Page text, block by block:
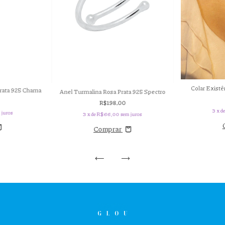
925 Chama
juros
Anel Turmalina Rosa Prata 925 Spectro
R$198,00
3 x deR$66,00 sem juros
Comprar
Colar
3 x